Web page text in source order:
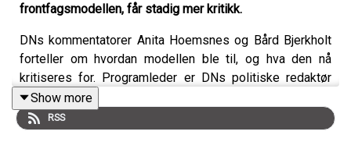
frontfagsmodellen, får stadig mer kritikk.
DNs kommentatorer Anita Hoemsnes og Bård Bjerkholt
forteller om hvordan modellen ble til, og hva den nå
kritiseres for. Programleder er DNs politiske redaktør
Frithjof Jacobsen.
Show more
RSS